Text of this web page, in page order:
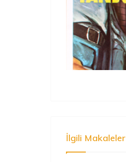
İlgili Makaleler